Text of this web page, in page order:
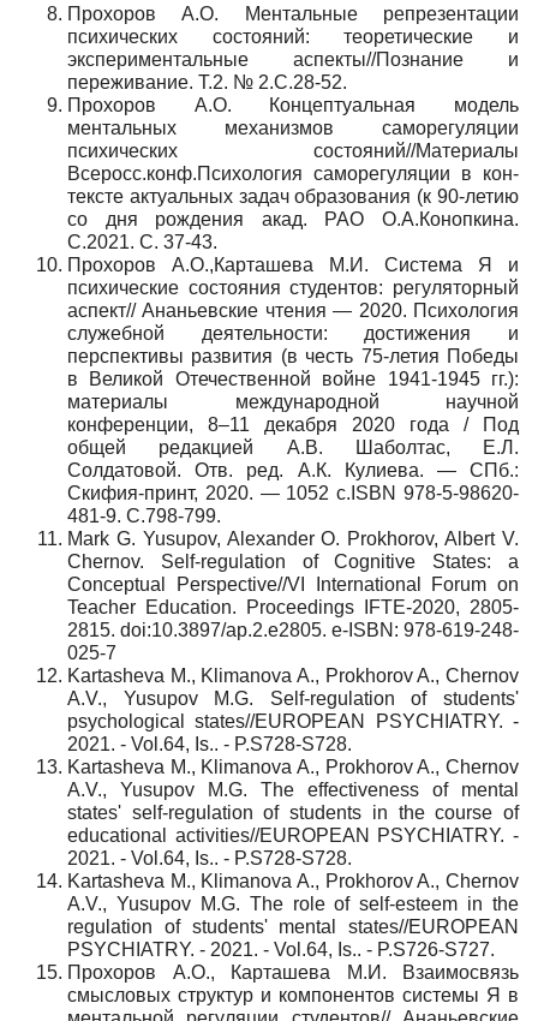
Прохоров А.О. Ментальные репрезентации
психических состояний: теоретические и
экспериментальные аспекты//Познание и
переживание. Т.2. № 2.С.28-52.
Прохоров А.О. Концептуальная модель
ментальных механизмов саморегуляции
психических состояний//Материалы
Всеросс.конф.Психология саморегуляции в кон-
тексте актуальных задач образования (к 90-летию
со дня рождения акад. РАО О.А.Конопкина.
С.2021. С. 37-43.
Прохоров А.О.,Карташева М.И. Система Я и
психические состояния студентов: регуляторный
аспект// Ананьевские чтения — 2020. Психология
служебной деятельности: достижения и
перспективы развития (в честь 75-летия Победы
в Великой Отечественной войне 1941-1945 гг.):
материалы международной научной
конференции, 8–11 декабря 2020 года / Под
общей редакцией А.В. Шаболтас, Е.Л.
Солдатовой. Отв. ред. А.К. Кулиева. — СПб.:
Скифия-принт, 2020. — 1052 с.ISBN 978-5-98620-
481-9. С.798-799.
Mark G. Yusupov, Alexander O. Prokhorov, Albert V.
Chernov. Self-regulation of Cognitive States: a
Conceptual Perspective//VI International Forum on
Teacher Education. Proceedings IFTE-2020, 2805-
2815. doi:10.3897/ap.2.e2805. e-ISBN: 978-619-248-
025-7
Kartasheva M., Klimanova A., Prokhorov A., Chernov
A.V., Yusupov M.G. Self-regulation of students'
psychological states//EUROPEAN PSYCHIATRY. -
2021. - Vol.64, Is.. - P.S728-S728.
Kartasheva M., Klimanova A., Prokhorov A., Chernov
A.V., Yusupov M.G. The effectiveness of mental
states' self-regulation of students in the course of
educational activities//EUROPEAN PSYCHIATRY. -
2021. - Vol.64, Is.. - P.S728-S728.
Kartasheva M., Klimanova A., Prokhorov A., Chernov
A.V., Yusupov M.G. The role of self-esteem in the
regulation of students' mental states//EUROPEAN
PSYCHIATRY. - 2021. - Vol.64, Is.. - P.S726-S727.
Прохоров А.О., Карташева М.И. Взаимосвязь
смысловых структур и компонентов системы Я в